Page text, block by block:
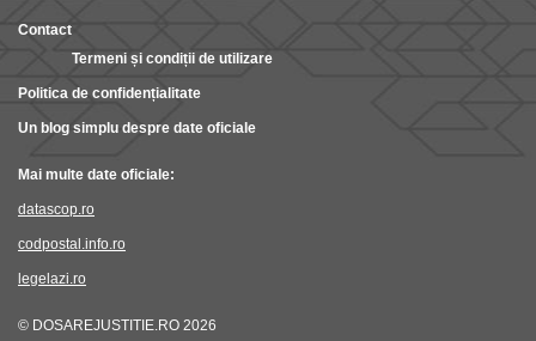
Contact
Termeni și condiții de utilizare
Politica de confidențialitate
Un blog simplu despre date oficiale
Mai multe date oficiale:
datascop.ro
codpostal.info.ro
legelazi.ro
© DOSAREJUSTITIE.RO 2026